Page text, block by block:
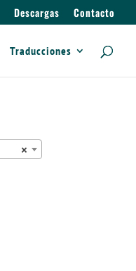
Descargas Contacto
Traducciones
×